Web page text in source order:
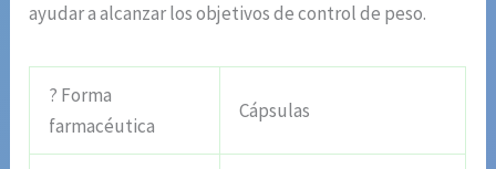
ayudar a alcanzar los objetivos de control de peso.
? Forma
farmacéutica
Cápsulas